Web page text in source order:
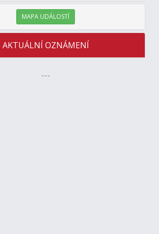
MAPA UDÁLOSTÍ
AKTUÁLNÍ OZNÁMENÍ
---